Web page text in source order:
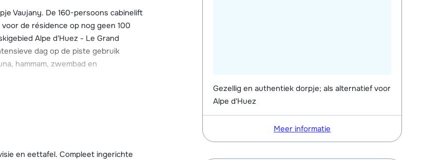
Vaujany. De 160-persoons cabinelift
de résidence op nog geen 100
Alpe d'Huez - Le Grand
dag op de piste gebruik
hammam, zwembad en
en compleet ingericht en
en eettafel. Compleet ingerichte
Gezellig en authentiek dorpje; als alternatief voor
Alpe d'Huez
Meer informatie